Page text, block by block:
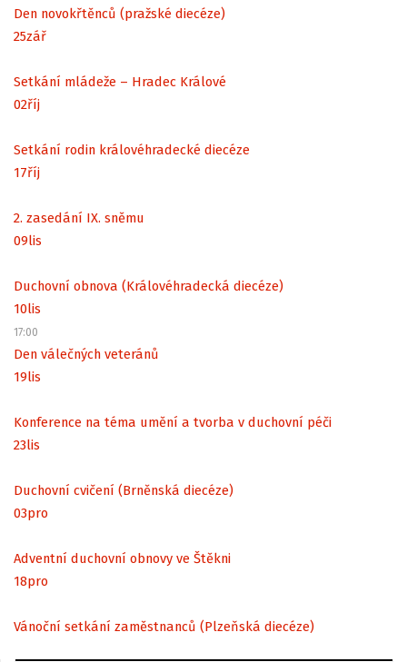
Den novokřtěnců (pražské diecéze)
25zář
Setkání mládeže – Hradec Králové
02říj
Setkání rodin královéhradecké diecéze
17říj
2. zasedání IX. sněmu
09lis
Duchovní obnova (Královéhradecká diecéze)
10lis
17:00
Den válečných veteránů
19lis
Konference na téma umění a tvorba v duchovní péči
23lis
Duchovní cvičení (Brněnská diecéze)
03pro
Adventní duchovní obnovy ve Štěkni
18pro
Vánoční setkání zaměstnanců (Plzeňská diecéze)